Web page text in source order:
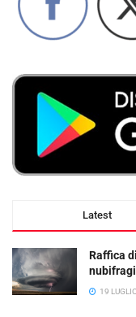
Latest
Raffica
nubifragi
19